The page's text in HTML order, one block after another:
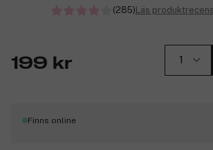
(285)Läs
199 kr
Finns online